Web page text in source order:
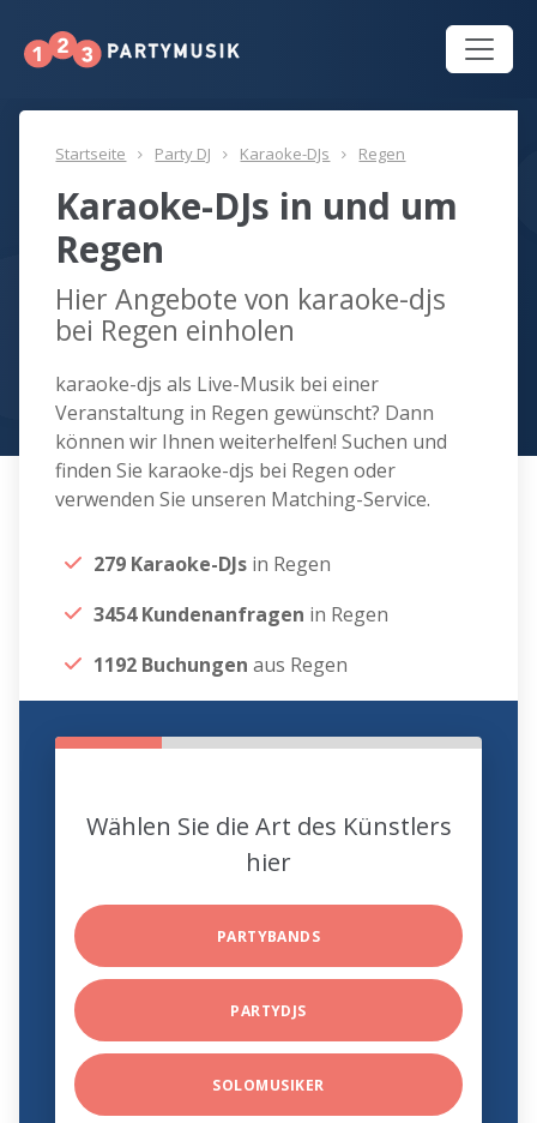
Startseite Party DJ Karaoke-DJs Regen
Karaoke-DJs in und um
Regen
Hier Angebote von karaoke-djs
bei Regen einholen
karaoke-djs als Live-Musik bei einer
Veranstaltung in Regen gewünscht? Dann
können wir Ihnen weiterhelfen! Suchen und
finden Sie karaoke-djs bei Regen oder
verwenden Sie unseren Matching-Service.
279 Karaoke-DJs in Regen
3454 Kundenanfragen in Regen
1192 Buchungen aus Regen
Wählen Sie die Art des Künstlers
hier
PARTYBANDS
PARTYDJS
SOLOMUSIKER